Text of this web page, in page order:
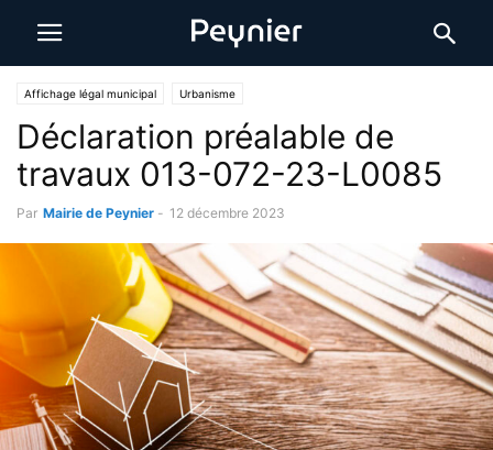
Affichage légal municipal Urbanisme
Déclaration préalable de
travaux 013-072-23-L0085
Par Mairie de Peynier - 12 décembre 2023